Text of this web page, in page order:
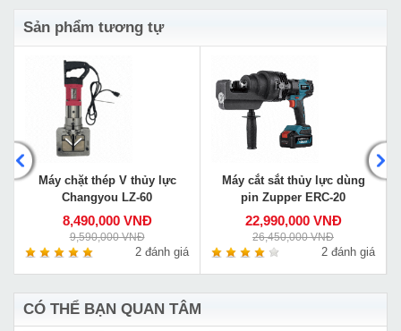
Sản phẩm tương tự
Máy chặt thép V thủy lực
Changyou LZ-60
8,490,000 VNĐ
9,590,000 VNĐ
2 đánh giá
Máy cắt sắt thủy lực dùng
pin Zupper ERC-20
22,990,000 VNĐ
26,450,000 VNĐ
2 đánh giá
CÓ THỂ BẠN QUAN TÂM